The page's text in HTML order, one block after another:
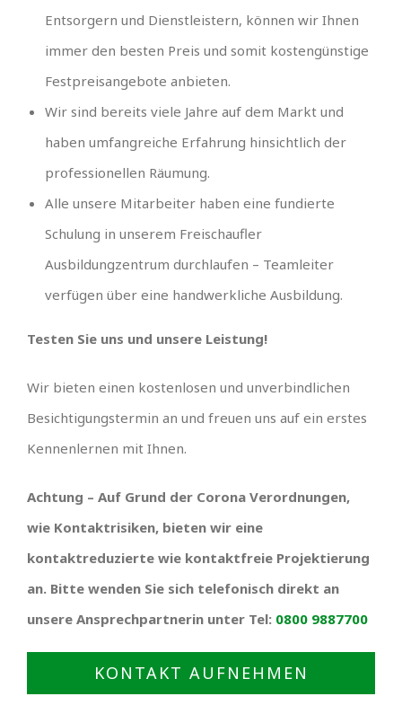
Entsorgern und Dienstleistern, können wir Ihnen
immer den besten Preis und somit kostengünstige
Festpreisangebote anbieten.
Wir sind bereits viele Jahre auf dem Markt und
haben umfangreiche Erfahrung hinsichtlich der
professionellen Räumung.
Alle unsere Mitarbeiter haben eine fundierte
Schulung in unserem Freischaufler
Ausbildungzentrum durchlaufen – Teamleiter
verfügen über eine handwerkliche Ausbildung.
Testen Sie uns und unsere Leistung!
Wir bieten einen kostenlosen und unverbindlichen
Besichtigungstermin an und freuen uns auf ein erstes
Kennenlernen mit Ihnen.
Achtung – Auf Grund der Corona Verordnungen,
wie Kontaktrisiken, bieten wir eine
kontaktreduzierte wie kontaktfreie Projektierung
an. Bitte wenden Sie sich telefonisch direkt an
unsere Ansprechpartnerin unter Tel: 0800 9887700
KONTAKT AUFNEHMEN